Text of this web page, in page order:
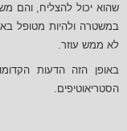
שהוא יכול להצליח, והם
במשטרה ולהיות מטופל
לא ממש עוזר.
באופן הזה הדעות
הסטריאוטיפים.